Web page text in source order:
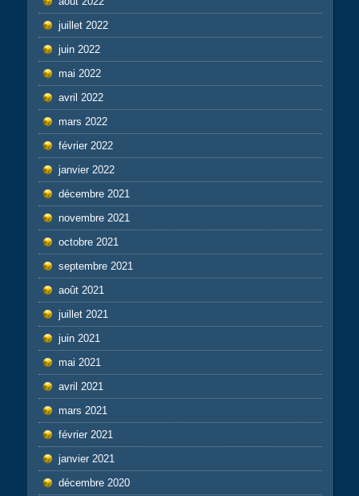
juillet 2022
juin 2022
mai 2022
avril 2022
mars 2022
février 2022
janvier 2022
décembre 2021
novembre 2021
octobre 2021
septembre 2021
août 2021
juillet 2021
juin 2021
mai 2021
avril 2021
mars 2021
février 2021
janvier 2021
décembre 2020